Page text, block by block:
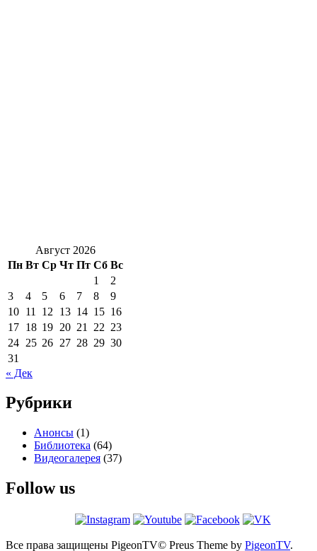
Август 2026
Пн Вт Ср Чт Пт Сб Вс
1
2
3
4 5 6 7 8
9
10 11 12 13 14 15 16
17 18 19 20 21 22 23
24 25 26 27 28 29 30
31
« Дек
Рубрики
Анонсы (1)
Библиотека (64)
Видеогалерея (37)
Follow us
Все права защищены PigeonTV© Preus Theme by PigeonTV.